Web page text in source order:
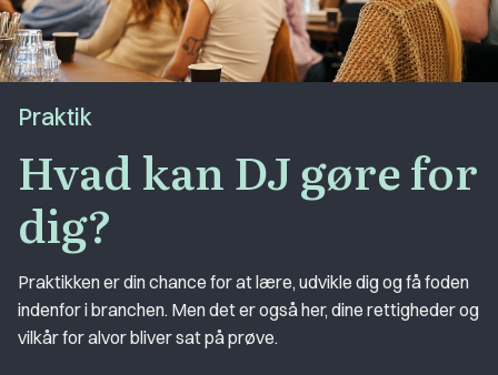
Praktik
Hvad kan DJ gøre for
dig?
Praktikken er din chance for at lære, udvikle dig og få foden
indenfor i branchen. Men det er også her, dine rettigheder og
vilkår for alvor bliver sat på prøve.